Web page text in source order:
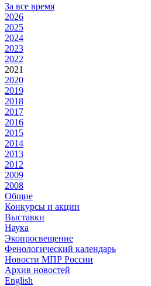
За все время
2026
2025
2024
2023
2022
2021
2020
2019
2018
2017
2016
2015
2014
2013
2012
2009
2008
Общие
Конкурсы и акции
Выставки
Наука
Экопросвещение
Фенологический календарь
Новости МПР России
Архив новостей
English